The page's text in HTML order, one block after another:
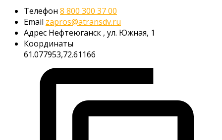
Телефон 8 800 300 37 00
Email zapros@atransdv.ru
Адрес Нефтеюганск , ул. Южная, 1
Координаты
61.077953,72.61166